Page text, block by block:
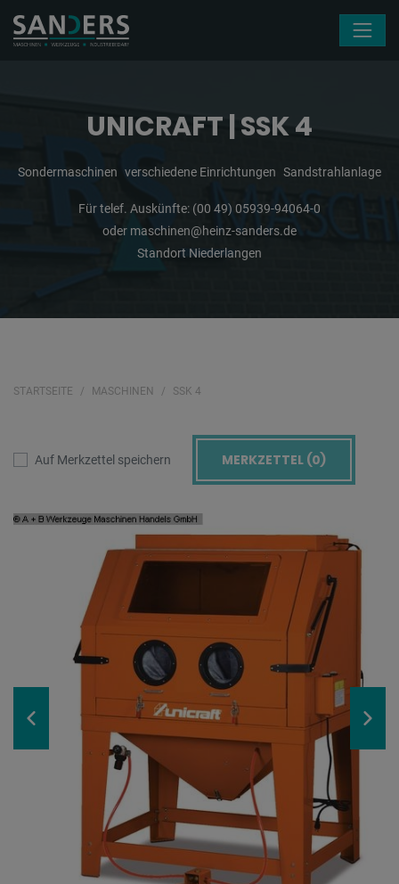
UNICRAFT | SSK 4
Sondermaschinen verschiedene Einrichtungen Sandstrahlanlage
Für telef. Auskünfte: (00 49) 05939-94064-0
oder maschinen@heinz-sanders.de
Standort Niederlangen
STARTSEITE MASCHINEN SSK 4
Auf Merkzettel speichern MERKZETTEL (0)